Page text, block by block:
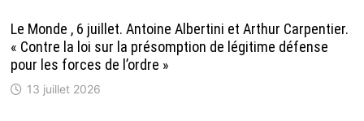
Le Monde , 6 juillet. Antoine Albertini et Arthur Carpentier.
« Contre la loi sur la présomption de légitime défense
pour les forces de l’ordre »
13 juillet 2026